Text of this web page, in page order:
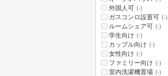
外国人可 (-)
ガスコンロ設置可 (-)
ルームシェア可 (-)
学生向け (-)
カップル向け (-)
女性向け (-)
ファミリー向け (-)
室内洗濯機置場 (-)